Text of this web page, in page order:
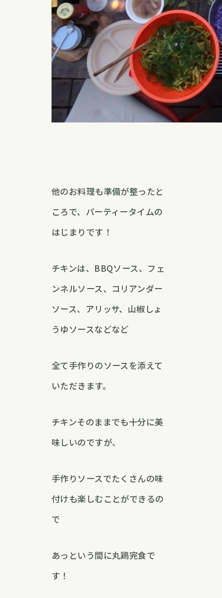
他のお料理も準備が整ったと
ころで、パーティータイムの
はじまりです！
チキンは、BBQソース、フェ
ンネルソース、コリアンダー
ソース、アリッサ、山椒しょ
うゆソースなどなど
全て手作りのソースを添えて
いただきます。
チキンそのままでも十分に美
味しいのですが、
手作りソースでたくさんの味
付けも楽しむことができるの
で
あっという間に丸鶏完食で
す！